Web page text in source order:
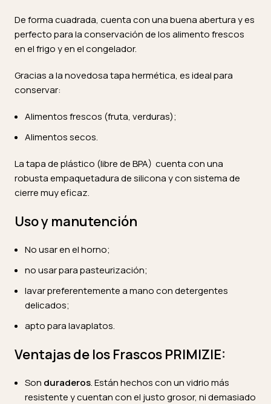
De forma cuadrada, cuenta con una buena abertura y es
perfecto para la conservación de los alimento frescos
en el frigo y en el congelador.
Gracias a la novedosa tapa hermética, es ideal para
conservar:
Alimentos frescos (fruta, verduras);
Alimentos secos.
La tapa de plástico (libre de BPA) cuenta con una
robusta empaquetadura de silicona y con sistema de
cierre muy eficaz.
Uso y manutención
No usar en el horno;
no usar para pasteurización;
lavar preferentemente a mano con detergentes
delicados;
apto para lavaplatos.
Ventajas de los Frascos PRIMIZIE:
Son duraderos. Están hechos con un vidrio más
resistente y cuentan con el justo grosor, ni demasiado